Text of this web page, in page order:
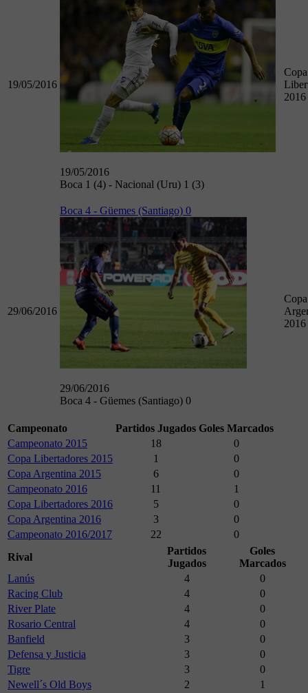
19/05/2016
19/05/2016
Boca 1 (4) - Nacional (Uru) 1 (3)
Copa
2016
29/06/2016
Boca 4 - Güemes (Santiago) 0
29/06/2016
Boca 4 - Güemes (Santiago) 0
Copa
2016
Campeonato Partidos Jugados Goles Marcados
Campeonato 2015
18
0
Copa Libertadores 2015
1
0
Copa Argentina 2015
6
0
Campeonato 2016
11
1
Copa Libertadores 2016
5
0
Copa Argentina 2016
3
0
Campeonato 2016/2017
22
0
Rival
Partidos
Jugados
Goles
Marcados
Lanús
4
0
Racing Club
4
0
River Plate
4
0
Rosario Central
4
0
Banfield
3
0
Defensa y Justicia
3
0
Tigre
3
0
Newell´s Old Boys
2
1